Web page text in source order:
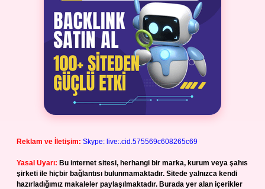
Reklam ve İletişim: Skype: live:.cid.575569c608265c69
Yasal Uyarı: Bu internet sitesi, herhangi bir marka, kurum veya şahıs
şirketi ile hiçbir bağlantısı bulunmamaktadır. Sitede yalnızca kendi
hazırladığımız makaleler paylaşılmaktadır. Burada yer alan içerikler